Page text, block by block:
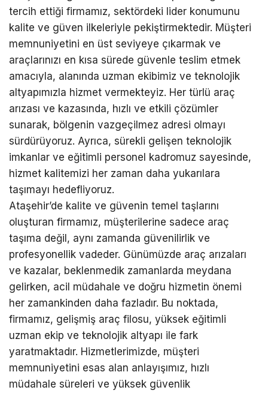
tercih ettiği firmamız, sektördeki lider konumunu
kalite ve güven ilkeleriyle pekiştirmektedir. Müşteri
memnuniyetini en üst seviyeye çıkarmak ve
araçlarınızı en kısa sürede güvenle teslim etmek
amacıyla, alanında uzman ekibimiz ve teknolojik
altyapımızla hizmet vermekteyiz. Her türlü araç
arızası ve kazasında, hızlı ve etkili çözümler
sunarak, bölgenin vazgeçilmez adresi olmayı
sürdürüyoruz. Ayrıca, sürekli gelişen teknolojik
imkanlar ve eğitimli personel kadromuz sayesinde,
hizmet kalitemizi her zaman daha yukarılara
taşımayı hedefliyoruz.
Ataşehir’de kalite ve güvenin temel taşlarını
oluşturan firmamız, müşterilerine sadece araç
taşıma değil, aynı zamanda güvenilirlik ve
profesyonellik vadeder. Günümüzde araç arızaları
ve kazalar, beklenmedik zamanlarda meydana
gelirken, acil müdahale ve doğru hizmetin önemi
her zamankinden daha fazladır. Bu noktada,
firmamız, gelişmiş araç filosu, yüksek eğitimli
uzman ekip ve teknolojik altyapı ile fark
yaratmaktadır. Hizmetlerimizde, müşteri
memnuniyetini esas alan anlayışımız, hızlı
müdahale süreleri ve yüksek güvenlik